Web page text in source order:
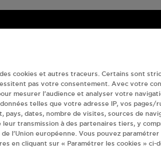
cookies et autres traceurs. Certains sont
pas votre consentement. Avec votre
mesurer l’audience et analyser votre
telles que votre adresse IP, vos pages/
dates, nombre de visites, sources de
transmission à des partenaires tiers, y
l’Union européenne. Vous pouvez paramétrer
en cliquant sur « Paramétrer les cookies » ci-